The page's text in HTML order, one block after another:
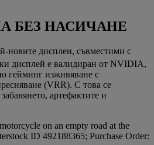
БЕЗ НАСИЧАНЕ
новите дисплеи, съвместими с
дисплей е валидиран от NVIDIA,
гейминг изживяване с
(VRR). С това се
артефактите и